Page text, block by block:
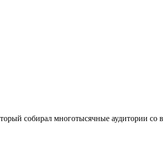
собирал многотысячные аудитории со